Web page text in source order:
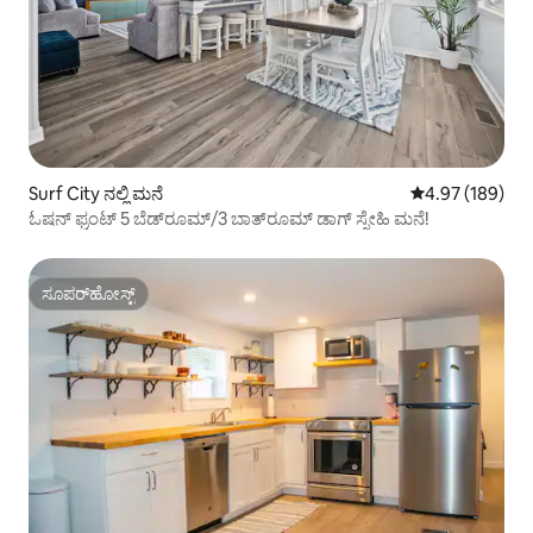
Surf City ನಲ್ಲಿ ಮನೆ 5 ರಲ್ಲಿ 4.97
4.97 (189)
ಓಷನ್ ಫ್ರಂಟ್ 5 ಬೆಡ್‌ರೂಮ್/3 ಬಾತ್‌ರೂಮ್ ಡಾಗ್ ಸ್ನೇಹಿ ಮನೆ!
ಸೂಪರ್‌ಹೋಸ್ಟ್
ಸೂಪರ್‌ಹೋಸ್ಟ್